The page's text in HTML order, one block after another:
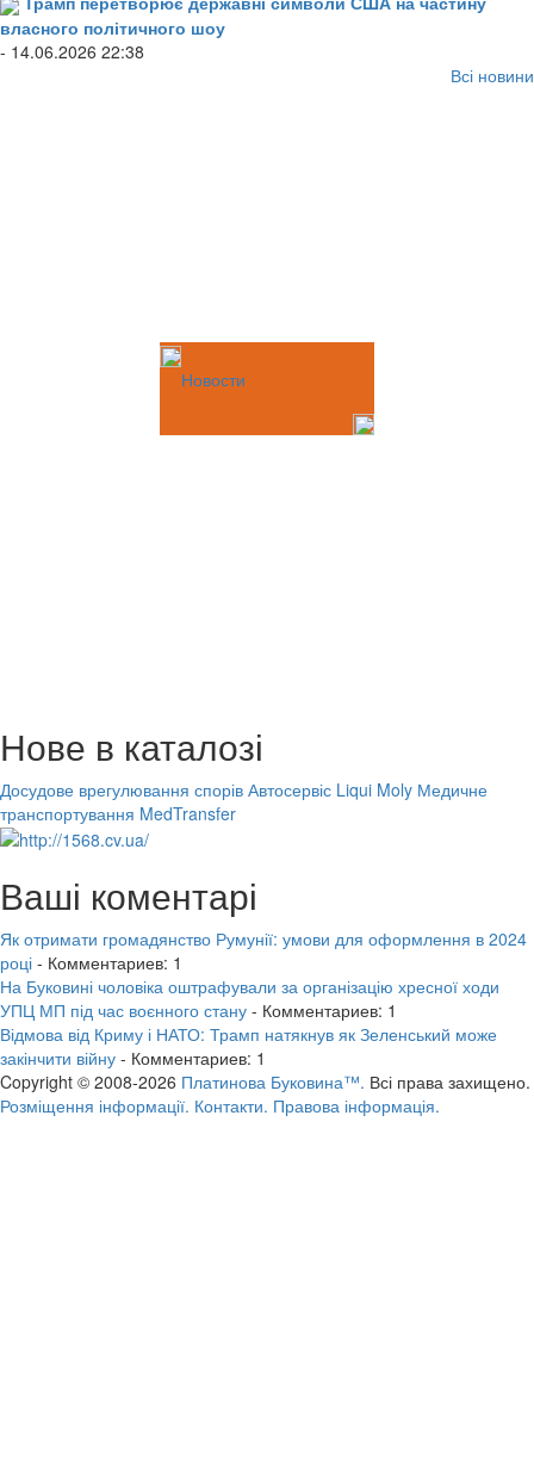
власного політичного шоу
- 14.06.2026 22:38
Всі новини
Новости
Нове в каталозі
Досудове врегулювання спорів Автосервіс Liqui Moly Медичне
транспортування MedTransfer
Ваші коментарі
Як отримати громадянство Румунії: умови для оформлення в 2024
році - Комментариев: 1
На Буковині чоловіка оштрафували за організацію хресної ходи
УПЦ МП під час воєнного стану - Комментариев: 1
Відмова від Криму і НАТО: Трамп натякнув як Зеленський може
закінчити війну - Комментариев: 1
Copyright © 2008-2026 Платинова Буковина™. Всі права захищено.
Розміщення інформації. Контакти. Правова інформація.